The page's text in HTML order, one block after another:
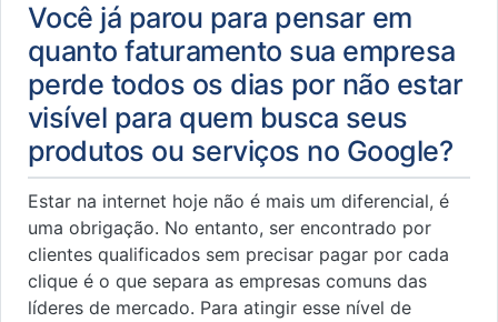
Você já parou para pensar em
quanto faturamento sua empresa
perde todos os dias por não estar
visível para quem busca seus
produtos ou serviços no Google?
Estar na internet hoje não é mais um diferencial, é
uma obrigação. No entanto, ser encontrado por
clientes qualificados sem precisar pagar por cada
clique é o que separa as empresas comuns das
líderes de mercado. Para atingir esse nível de